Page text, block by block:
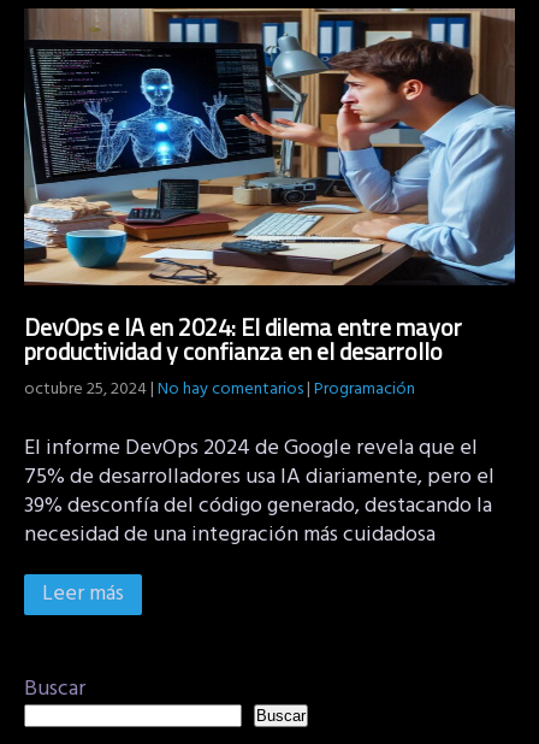
DevOps e IA en 2024: El dilema entre mayor
productividad y confianza en el desarrollo
octubre 25, 2024|No hay comentarios|Programación
El informe DevOps 2024 de Google revela que el
75% de desarrolladores usa IA diariamente, pero el
39% desconfía del código generado, destacando la
necesidad de una integración más cuidadosa
Leer más
Buscar
Buscar